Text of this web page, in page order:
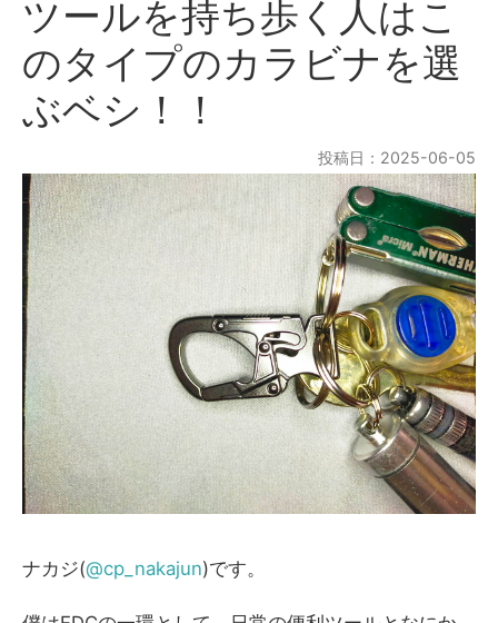
ツールを持ち歩く人はこ
のタイプのカラビナを選
ぶベシ！！
投稿日：2025-06-05
ナカジ(@cp_nakajun)です。